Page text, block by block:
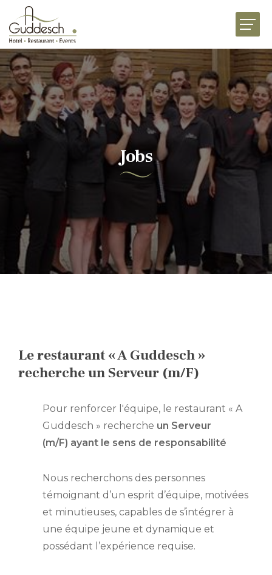
NEWS JOBS ABOUT US CONTACT US
DE
RESTAURANTS
HOTEL MARTHA
EVENTS
BUSINESS
CELEBRATIONS
GOURMET FOOD SHOP
Jobs
Le restaurant « A Guddesch »
recherche un Serveur (m/F)
Pour renforcer l'équipe, le restaurant « A
Guddesch » recherche un Serveur
(m/F) ayant le sens de responsabilité
Nous recherchons des personnes
témoignant d’un esprit d’équipe, motivées
et minutieuses, capables de s’intégrer à
une équipe jeune et dynamique et
possédant l’expérience requise.